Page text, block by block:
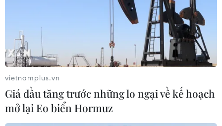
ASC 2026: Tiếp lửa đam mê khoa học
cho thế hệ trẻ Việt Nam
04/08/2026 14:08
Xem thêm
vietnamplus.vn
Giá dầu tăng trước những lo ngại về kế hoạch
mở lại Eo biển Hormuz